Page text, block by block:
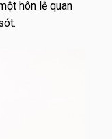
hôn lễ quan